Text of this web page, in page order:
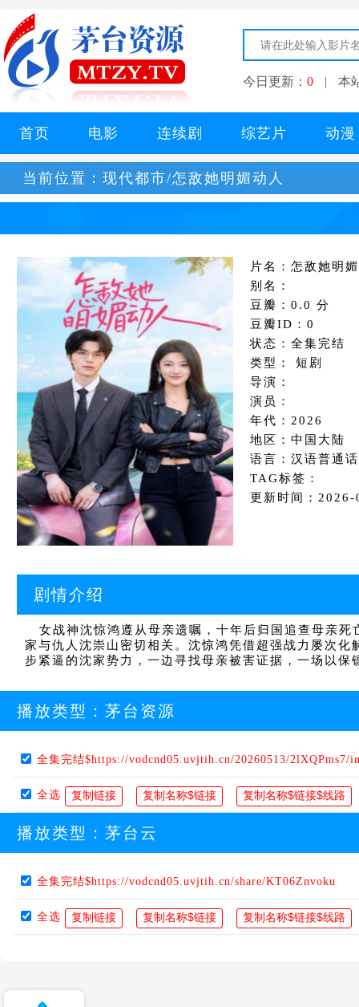
今日更新： 0 | 本
首页 电影 连续剧 综艺片 动漫
当前位置： 现代都市/怎敌她明媚动人
片名：怎敌她明
别名：
豆瓣：0.0 分
豆瓣ID：0
状态：全集完结
类型： 短剧
导演：
演员：
年代：2026
地区：中国大陆
语言：汉语普通话
TAG标签：
更新时间：
剧情介绍
女战神沈惊鸿遵从母亲遗嘱，十年后归国追查母亲死
家与仇人沈崇山密切相关。沈惊鸿凭借超强战力屡次
步紧逼的沈家势力，一边寻找母亲被害证据，一场以
播放类型： 茅台资源
全集完结$https://vodcnd05.uvjtih.cn/20260513/2lXQPms7/
全选
播放类型： 茅台云
全集完结$https://vodcnd05.uvjtih.cn/share/KT06Znvoku
全选